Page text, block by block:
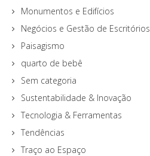
Monumentos e Edifícios
Negócios e Gestão de Escritórios
Paisagismo
quarto de bebê
Sem categoria
Sustentabilidade & Inovação
Tecnologia & Ferramentas
Tendências
Traço ao Espaço